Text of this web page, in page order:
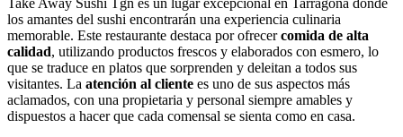
los amantes del sushi encontrarán una experiencia culinaria
memorable. Este restaurante destaca por ofrecercomida de alta
calidad, utilizando productos frescos y elaborados con esmero, lo
que se traduce en platos que sorprenden y deleitan a todos sus
visitantes. La atención al cliente es uno de sus aspectos más
aclamados, con una propietaria y personal siempre amables y
dispuestos a hacer que cada comensal se sienta como en casa.